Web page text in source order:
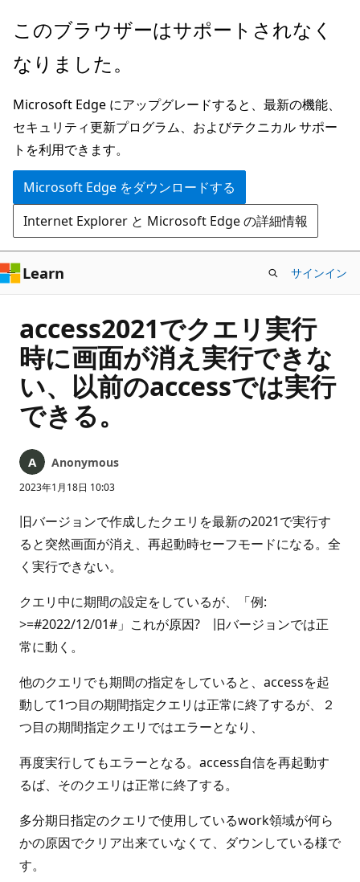
メ
ン
ン
テ
ン
ツ
に
ス
キ
ッ
プ
このブラウザーはサポートされなく
なりました。
Microsoft Edge にアップグレードすると、最新の機能、
セキュリティ更新プログラム、およびテクニカル サポー
トを利用できます。
Microsoft Edge をダウンロードする
Internet Explorer と Microsoft Edge の詳細情報
Learn サインイン
access2021でクエリ実行
時に画面が消え実行できな
い、以前のaccessでは実行
できる。
Anonymous
2023年1月18日 10:03
旧バージョンで作成したクエリを最新の2021で実行す
ると突然画面が消え、再起動時セーフモードになる。全
く実行できない。
クエリ中に期間の設定をしているが、「例:
>=#2022/12/01#」これが原因? 旧バージョンでは正
常に動く。
他のクエリでも期間の指定をしていると、accessを起
動して1つ目の期間指定クエリは正常に終了するが、２
つ目の期間指定クエリではエラーとなり、
再度実行してもエラーとなる。access自信を再起動す
るば、そのクエリは正常に終了する。
多分期日指定のクエリで使用しているwork領域が何ら
かの原因でクリア出来ていなくて、ダウンしている様で
す。